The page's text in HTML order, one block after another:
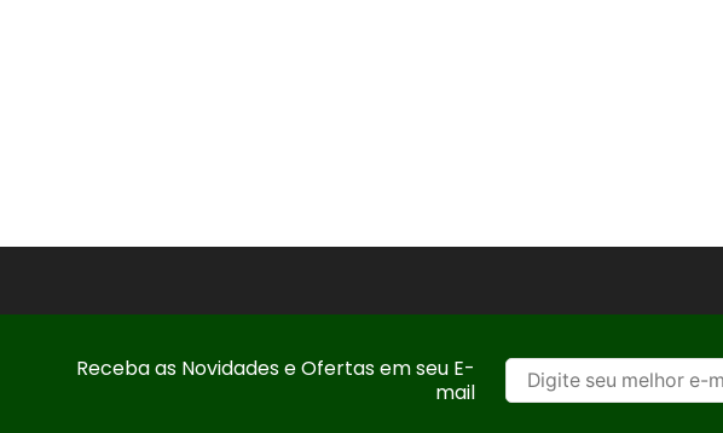
Receba as Novidades e Ofertas em seu E-
mail